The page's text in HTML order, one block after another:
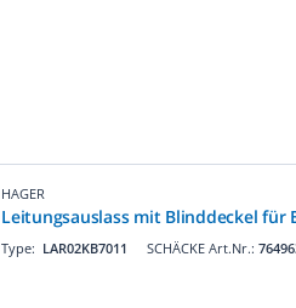
HAGER
Leitungsauslass mit Blinddeckel für
SCHÄCKE Art.Nr.:
Type: LAR02KB7011